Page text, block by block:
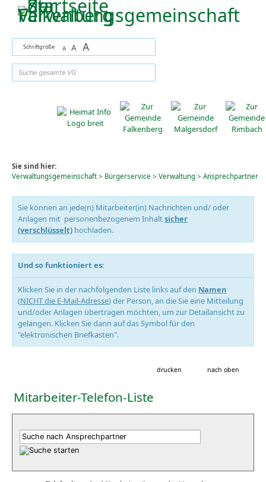
Zum Inhalt,zur Navigationoder
Schriftgröße A A A
Sie sind hier:
Verwaltungsgemeinschaft> Bürgerservice > Verwaltung> Ansprechpartner
Sie können an jede(n) Mitarbeiter(in) Nachrichten und/ oder
Anlagen mit personenbezogenem Inhaltsicher
(verschlüsselt) hochladen.
Und so funktioniert es:
Klicken Sie in der nachfolgenden Liste links auf den Namen
(NICHT die E-Mail-Adresse) der Person, an die Sie eine Mitteilung
und/oder Anlagen übertragen möchten, um zur Detailansicht zu
gelangen. Klicken Sie dann auf das Symbol für den
"elektronischen Briefkasten".
drucken nach oben
Mitarbeiter-Telefon-Liste